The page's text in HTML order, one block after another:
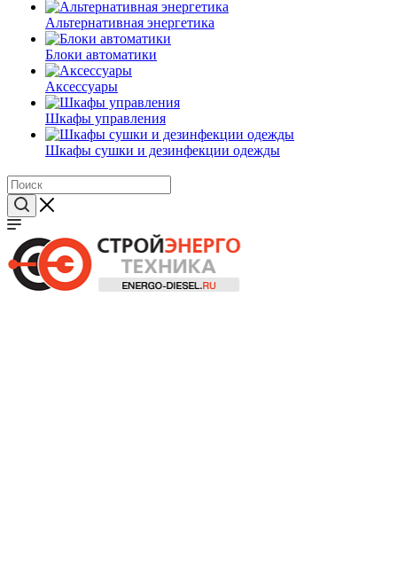
Альтернативная энергетика
Блоки автоматики
Аксессуары
Шкафы управления
Шкафы сушки и дезинфекции одежды